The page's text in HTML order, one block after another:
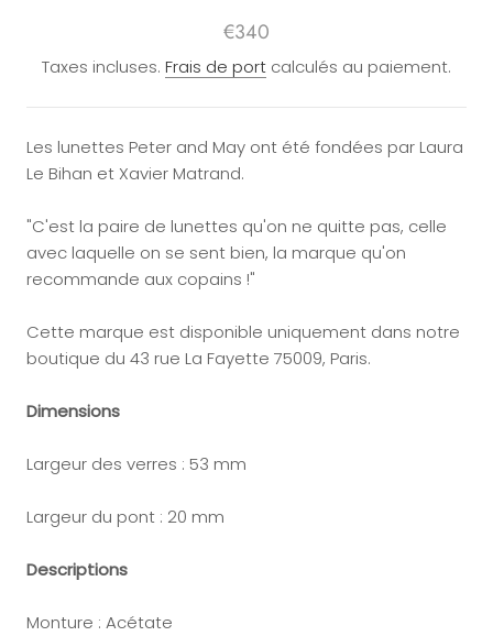
€340
Taxes incluses. Frais de port calculés au paiement.
Les lunettes Peter and May ont été fondées par Laura
Le Bihan et Xavier Matrand.
"C'est la paire de lunettes qu'on ne quitte pas, celle
avec laquelle on se sent bien, la marque qu'on
recommande aux copains !"
Cette marque est disponible uniquement dans notre
boutique du 43 rue La Fayette 75009, Paris.
Dimensions
Largeur des verres : 53 mm
Largeur du pont : 20 mm
Descriptions
Monture : Acétate